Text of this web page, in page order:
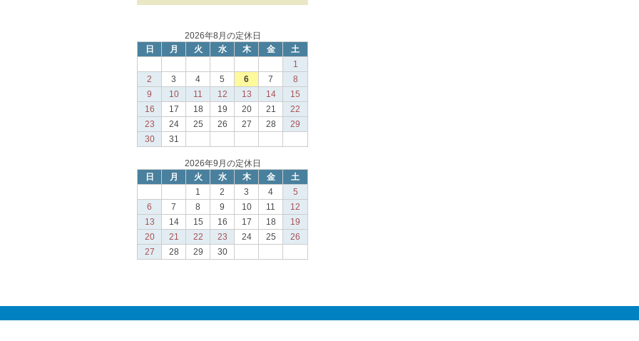
2026年8月の定休日
日
月 火 水 木 金
土
1
2
3 4 5 6 7
8
9
10 11 12 13 14
15
16
17 18 19 20 21
22
23
24 25 26 27 28
29
30
31
2026年9月の定休日
日
月 火 水 木 金
土
1
2 3 4
5
6
7 8 9 10 11
12
13
14 15 16 17 18
19
20
21 22 23 24 25
26
27
28 29 30